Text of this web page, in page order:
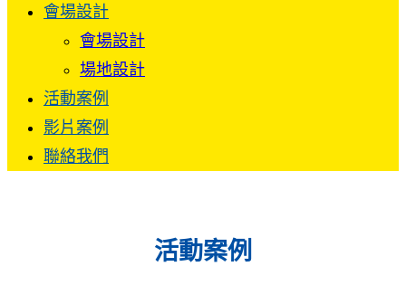
會場設計
會場設計
場地設計
活動案例
影片案例
聯絡我們
活動案例